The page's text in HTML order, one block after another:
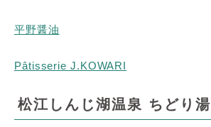
平野醤油
Pâtisserie J.KOWARI
松江しんじ湖温泉 ちどり湯